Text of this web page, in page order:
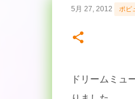
5月 27, 2012 ポピ
ドリームミュ